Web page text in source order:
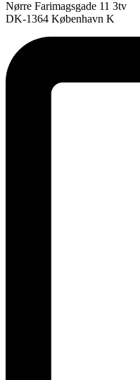
Nørre Farimagsgade 11 3tv
DK-1364 København K